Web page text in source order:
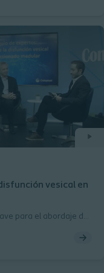
vesical en
para el abordaje de